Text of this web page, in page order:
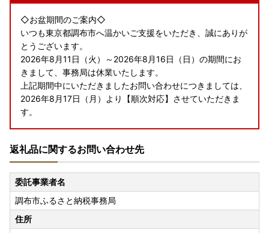
◇お盆期間のご案内◇
いつも東京都調布市へ温かいご支援をいただき、誠にありが
とうございます。
2026年8月11日（火）～2026年8月16日（日）の期間にお
きまして、事務局は休業いたします。
上記期間中にいただきましたお問い合わせにつきましては、
2026年8月17日（月）より【順次対応】させていただきま
す。
返礼品に関するお問い合わせ先
委託事業者名
調布市ふるさと納税事務局
住所